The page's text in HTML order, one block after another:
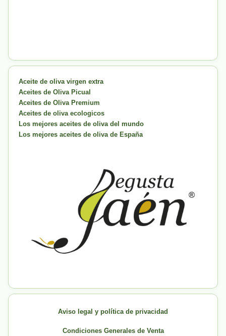
Aceite de oliva virgen extra
Aceites de Oliva Picual
Aceites de Oliva Premium
Aceites de oliva ecologicos
Los mejores aceites de oliva del mundo
Los mejores aceites de oliva de España
Aviso legal y política de privacidad
Condiciones Generales de Venta